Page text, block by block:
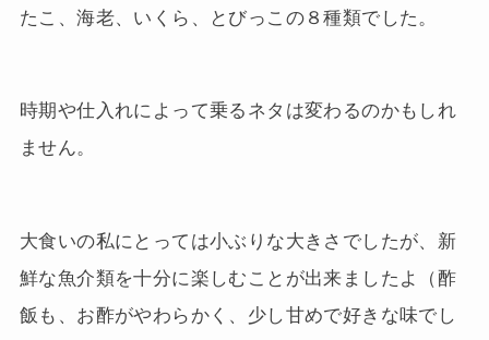
たこ、海老、いくら、とびっこの８種類でした。
時期や仕入れによって乗るネタは変わるのかもしれ
ません。
大食いの私にとっては小ぶりな大きさでしたが、新
鮮な魚介類を十分に楽しむことが出来ましたよ（酢
飯も、お酢がやわらかく、少し甘めで好きな味でし